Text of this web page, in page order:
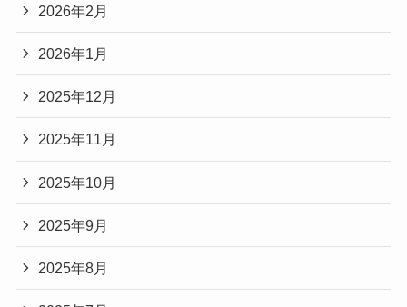
2026年2月
2026年1月
2025年12月
2025年11月
2025年10月
2025年9月
2025年8月